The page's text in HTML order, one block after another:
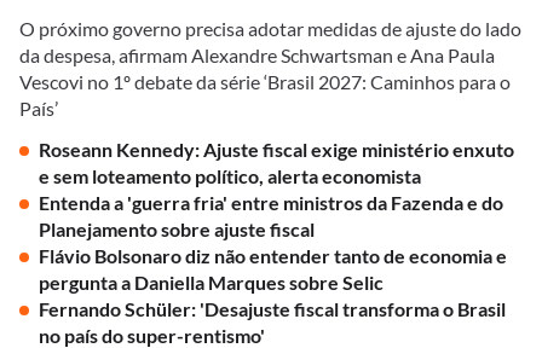
O próximo governo precisa adotar medidas de ajuste do lado
da despesa, afirmam Alexandre Schwartsman e Ana Paula
Vescovi no 1º debate da série ‘Brasil 2027: Caminhos para o
País’
Roseann Kennedy: Ajuste fiscal exige ministério enxuto
e sem loteamento político, alerta economista
Entenda a 'guerra fria' entre ministros da Fazenda e do
Planejamento sobre ajuste fiscal
Flávio Bolsonaro diz não entender tanto de economia e
pergunta a Daniella Marques sobre Selic
Fernando Schüler: 'Desajuste fiscal transforma o Brasil
no país do super-rentismo'